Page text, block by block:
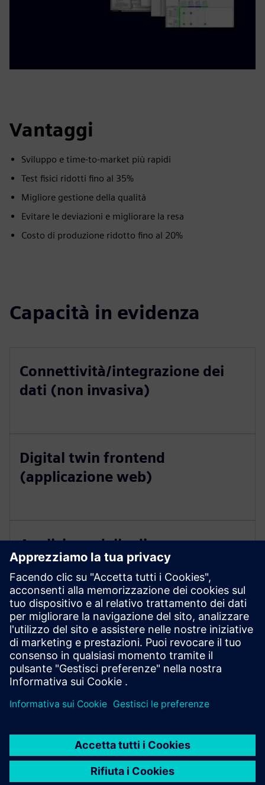
Vantaggi
Sviluppo e time-to-market più rapidi
Test fisici ridotti fino al 35%
Migliore gestione della qualità
Evitare le deviazioni e migliorare la resa
Costo di produzione ridotto fino al 20%
Capacità in evidenza
Connettività/integrazione dei
dati (non invasiva)
Digital twin frontend
(applicazione web)
Analisi: modello di processo e
controllo online
IoT/piattaforma di analisi